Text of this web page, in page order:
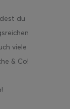
du
viele
& Co!